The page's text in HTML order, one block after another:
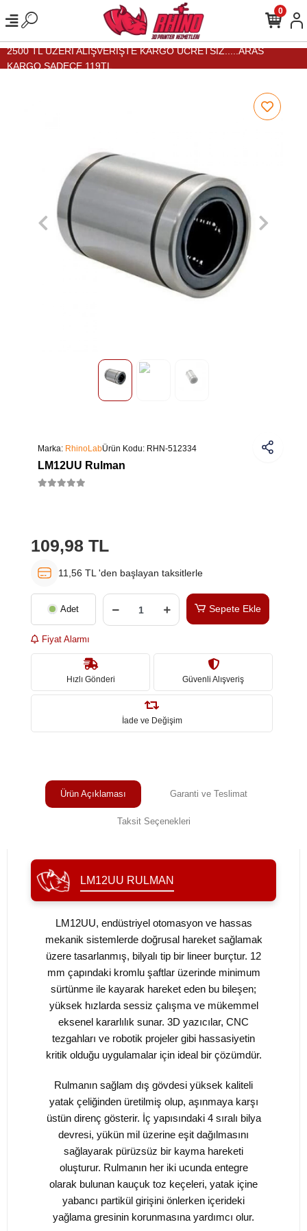
2500 TL ÜZERİ ALIŞVERİŞTE KARGO ÜCRETSİZ.....ARAS
KARGO SADECE 119TL...
0
Marka: RhinoLabÜrün Kodu: RHN-512334
LM12UU Rulman
109,98 TL
11,56 TL 'den başlayan taksitlerle
Adet Sepete Ekle
Fiyat Alarmı
Hızlı Gönderi Güvenli Alışveriş
İade ve Değişim
Ürün Açıklaması Garanti ve Teslimat
Taksit Seçenekleri
LM12UU RULMAN
LM12UU, endüstriyel otomasyon ve hassas
mekanik sistemlerde doğrusal hareket sağlamak
üzere tasarlanmış, bilyalı tip bir lineer burçtur. 12
mm çapındaki kromlu şaftlar üzerinde minimum
sürtünme ile kayarak hareket eden bu bileşen;
yüksek hızlarda sessiz çalışma ve mükemmel
eksenel kararlılık sunar. 3D yazıcılar, CNC
tezgahları ve robotik projeler gibi hassasiyetin
kritik olduğu uygulamalar için ideal bir çözümdür.
Rulmanın sağlam dış gövdesi yüksek kaliteli
yatak çeliğinden üretilmiş olup, aşınmaya karşı
üstün direnç gösterir. İç yapısındaki 4 sıralı bilya
devresi, yükün mil üzerine eşit dağılmasını
sağlayarak pürüzsüz bir kayma hareketi
oluşturur. Rulmanın her iki ucunda entegre
olarak bulunan kauçuk toz keçeleri, yatak içine
yabancı partikül girişini önlerken içerideki
yağlama gresinin korunmasına yardımcı olur.